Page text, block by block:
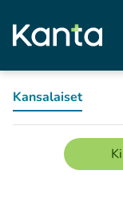
Kansalaiset